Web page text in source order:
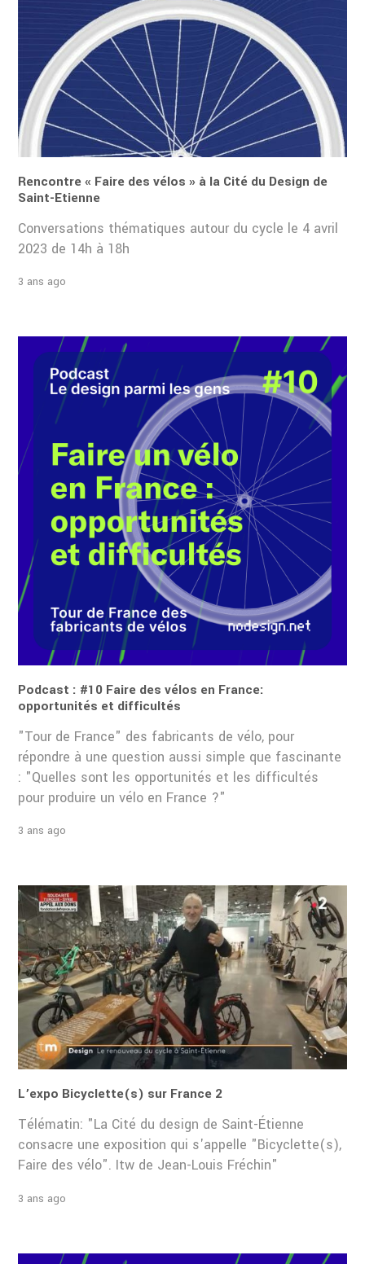
Rencontre « Faire des vélos » à la Cité du Design de
Saint-Etienne
Conversations thématiques autour du cycle le 4 avril
2023 de 14h à 18h
3 ans ago
Podcast : #10 Faire des vélos en France:
opportunités et difficultés
"Tour de France" des fabricants de vélo, pour
répondre à une question aussi simple que fascinante
: "Quelles sont les opportunités et les difficultés
pour produire un vélo en France ?"
3 ans ago
L’expo Bicyclette(s) sur France 2
Télématin: "La Cité du design de Saint-Étienne
consacre une exposition qui s'appelle "Bicyclette(s),
Faire des vélo". Itw de Jean-Louis Fréchin"
3 ans ago